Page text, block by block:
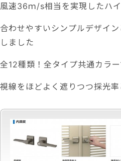
風速36ｍ/s相当を実現したハ
合わせやすいシンプルデザイ
しました
全12種類！全タイプ共通カラ
視線をほどよく遮りつつ採光率